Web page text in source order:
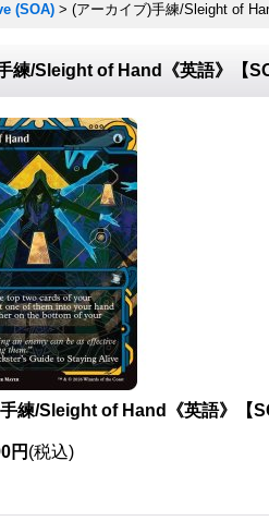
(SOA) > (アーカイブ)手練/Sleight of
練/Sleight of Hand《英語》【
練/Sleight of Hand《英語》【
円 (税込)